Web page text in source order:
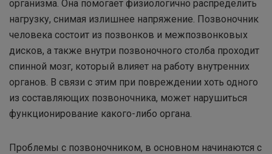
организма. Она помогает физиологично распределить
нагрузку, снимая излишнее напряжение. Позвоночник
человека состоит из позвонков и межпозвонковых
дисков, а также внутри позвоночного столба проходит
спинной мозг, который влияет на работу внутренних
органов. В связи с этим при повреждении хоть одного
из составляющих позвоночника, может нарушиться
функционирование какого-либо органа.
Проблемы с позвоночником, в основном начинаются с